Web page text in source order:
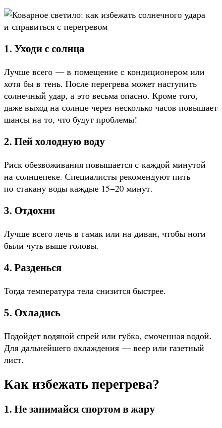
1. Уходи с солнца
Лучше всего — в помещение с кондиционером или
хотя бы в тень. После перегрева может наступить
солнечный удар, а это весьма опасно. Кроме того,
даже выход на солнце через несколько часов повышает
шансы на то, что будут проблемы!
2. Пей холодную воду
Риск обезвоживания повышается с каждой минутой
на солнцепеке. Специалисты рекомендуют пить
по стакану воды каждые 15−20 минут.
3. Отдохни
Лучше всего лечь в гамак или на диван, чтобы ноги
были чуть выше головы.
4. Разденься
Тогда температура тела снизится быстрее.
5. Охладись
Подойдет водяной спрей или губка, смоченная водой.
Для дальнейшего охлаждения — веер или газетный
лист.
Как избежать перегрева?
1. Не занимайся спортом в жару